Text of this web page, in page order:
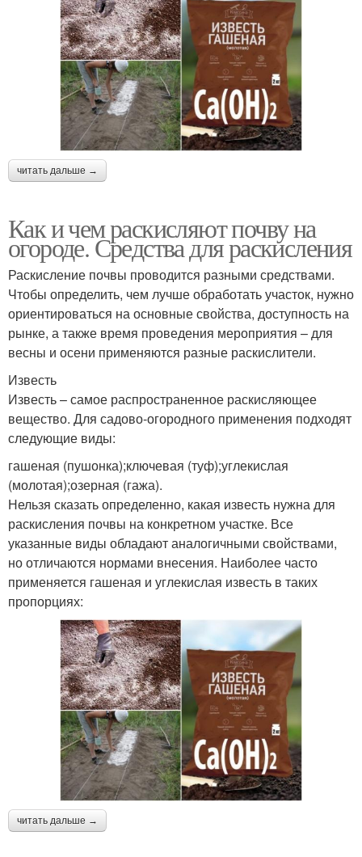
читать дальше →
Как и чем раскисляют почву на
огороде. Средства для раскисления
Раскисление почвы проводится разными средствами.
Чтобы определить, чем лучше обработать участок, нужно
ориентироваться на основные свойства, доступность на
рынке, а также время проведения мероприятия – для
весны и осени применяются разные раскислители.
Известь
Известь – самое распространенное раскисляющее
вещество. Для садово-огородного применения подходят
следующие виды:
гашеная (пушонка);ключевая (туф);углекислая
(молотая);озерная (гажа).
Нельзя сказать определенно, какая известь нужна для
раскисления почвы на конкретном участке. Все
указанные виды обладают аналогичными свойствами,
но отличаются нормами внесения. Наиболее часто
применяется гашеная и углекислая известь в таких
пропорциях:
читать дальше →